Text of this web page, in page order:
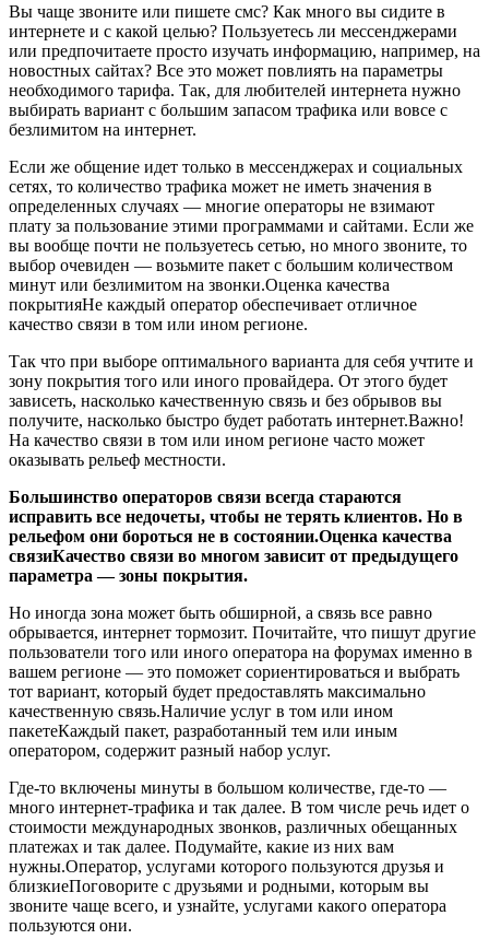
Вы чаще звоните или пишете смс? Как много вы сидите в
интернете и с какой целью? Пользуетесь ли мессенджерами
или предпочитаете просто изучать информацию, например, на
новостных сайтах? Все это может повлиять на параметры
необходимого тарифа. Так, для любителей интернета нужно
выбирать вариант с большим запасом трафика или вовсе с
безлимитом на интернет.
Если же общение идет только в мессенджерах и социальных
сетях, то количество трафика может не иметь значения в
определенных случаях — многие операторы не взимают
плату за пользование этими программами и сайтами. Если же
вы вообще почти не пользуетесь сетью, но много звоните, то
выбор очевиден — возьмите пакет с большим количеством
минут или безлимитом на звонки.Оценка качества
покрытияНе каждый оператор обеспечивает отличное
качество связи в том или ином регионе.
Так что при выборе оптимального варианта для себя учтите и
зону покрытия того или иного провайдера. От этого будет
зависеть, насколько качественную связь и без обрывов вы
получите, насколько быстро будет работать интернет.Важно!
На качество связи в том или ином регионе часто может
оказывать рельеф местности.
Большинство операторов связи всегда стараются
исправить все недочеты, чтобы не терять клиентов. Но в
рельефом они бороться не в состоянии.Оценка качества
связиКачество связи во многом зависит от предыдущего
параметра — зоны покрытия.
Но иногда зона может быть обширной, а связь все равно
обрывается, интернет тормозит. Почитайте, что пишут другие
пользователи того или иного оператора на форумах именно в
вашем регионе — это поможет сориентироваться и выбрать
тот вариант, который будет предоставлять максимально
качественную связь.Наличие услуг в том или ином
пакетеКаждый пакет, разработанный тем или иным
оператором, содержит разный набор услуг.
Где-то включены минуты в большом количестве, где-то —
много интернет-трафика и так далее. В том числе речь идет о
стоимости международных звонков, различных обещанных
платежах и так далее. Подумайте, какие из них вам
нужны.Оператор, услугами которого пользуются друзья и
близкиеПоговорите с друзьями и родными, которым вы
звоните чаще всего, и узнайте, услугами какого оператора
пользуются они.